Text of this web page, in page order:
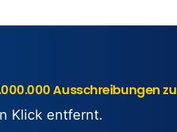
Ausschreibungen zu
Klick entfernt.